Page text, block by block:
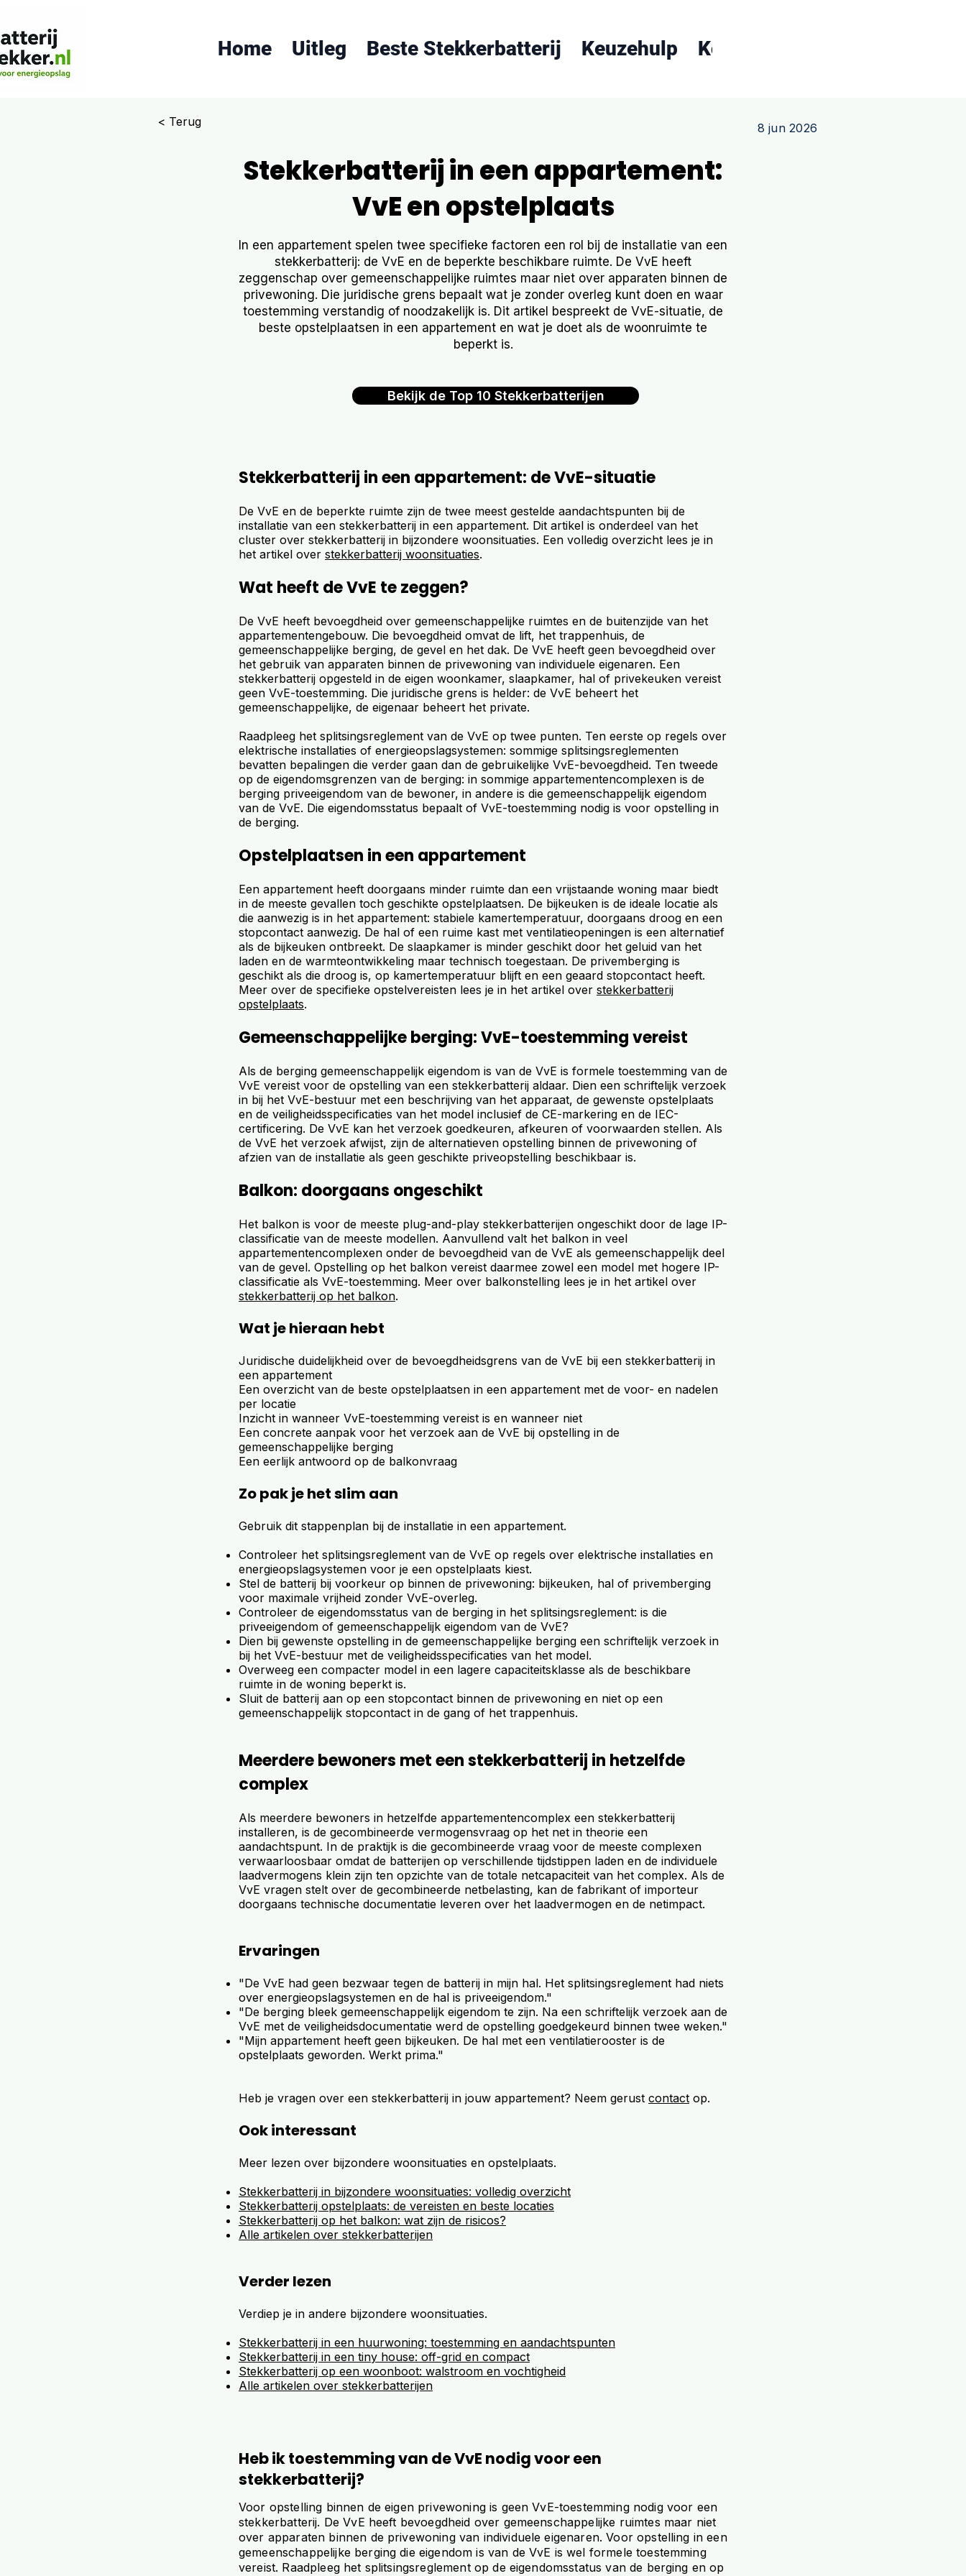
Home Uitleg Beste Stekkerbatterij Keuzehulp Koopgids
< Terug 8 jun 2026
Stekkerbatterij in een appartement:
VvE en opstelplaats
In een appartement spelen twee specifieke factoren een rol bij de installatie van een
stekkerbatterij: de VvE en de beperkte beschikbare ruimte. De VvE heeft
zeggenschap over gemeenschappelijke ruimtes maar niet over apparaten binnen de
privewoning. Die juridische grens bepaalt wat je zonder overleg kunt doen en waar
toestemming verstandig of noodzakelijk is. Dit artikel bespreekt de VvE-situatie, de
beste opstelplaatsen in een appartement en wat je doet als de woonruimte te
beperkt is.
Bekijk de Top 10 Stekkerbatterijen
Stekkerbatterij in een appartement: de VvE-situatie
De VvE en de beperkte ruimte zijn de twee meest gestelde aandachtspunten bij de
installatie van een stekkerbatterij in een appartement. Dit artikel is onderdeel van het
cluster over stekkerbatterij in bijzondere woonsituaties. Een volledig overzicht lees je in
het artikel over stekkerbatterij woonsituaties.
Wat heeft de VvE te zeggen?
De VvE heeft bevoegdheid over gemeenschappelijke ruimtes en de buitenzijde van het
appartementengebouw. Die bevoegdheid omvat de lift, het trappenhuis, de
gemeenschappelijke berging, de gevel en het dak. De VvE heeft geen bevoegdheid over
het gebruik van apparaten binnen de privewoning van individuele eigenaren. Een
stekkerbatterij opgesteld in de eigen woonkamer, slaapkamer, hal of privekeuken vereist
geen VvE-toestemming. Die juridische grens is helder: de VvE beheert het
gemeenschappelijke, de eigenaar beheert het private.
Raadpleeg het splitsingsreglement van de VvE op twee punten. Ten eerste op regels over
elektrische installaties of energieopslagsystemen: sommige splitsingsreglementen
bevatten bepalingen die verder gaan dan de gebruikelijke VvE-bevoegdheid. Ten tweede
op de eigendomsgrenzen van de berging: in sommige appartementencomplexen is de
berging priveeigendom van de bewoner, in andere is die gemeenschappelijk eigendom
van de VvE. Die eigendomsstatus bepaalt of VvE-toestemming nodig is voor opstelling in
de berging.
Opstelplaatsen in een appartement
Een appartement heeft doorgaans minder ruimte dan een vrijstaande woning maar biedt
in de meeste gevallen toch geschikte opstelplaatsen. De bijkeuken is de ideale locatie als
die aanwezig is in het appartement: stabiele kamertemperatuur, doorgaans droog en een
stopcontact aanwezig. De hal of een ruime kast met ventilatieopeningen is een alternatief
als de bijkeuken ontbreekt. De slaapkamer is minder geschikt door het geluid van het
laden en de warmteontwikkeling maar technisch toegestaan. De privemberging is
geschikt als die droog is, op kamertemperatuur blijft en een geaard stopcontact heeft.
Meer over de specifieke opstelvereisten lees je in het artikel over stekkerbatterij
opstelplaats.
Gemeenschappelijke berging: VvE-toestemming vereist
Als de berging gemeenschappelijk eigendom is van de VvE is formele toestemming van de
VvE vereist voor de opstelling van een stekkerbatterij aldaar. Dien een schriftelijk verzoek
in bij het VvE-bestuur met een beschrijving van het apparaat, de gewenste opstelplaats
en de veiligheidsspecificaties van het model inclusief de CE-markering en de IEC-
certificering. De VvE kan het verzoek goedkeuren, afkeuren of voorwaarden stellen. Als
de VvE het verzoek afwijst, zijn de alternatieven opstelling binnen de privewoning of
afzien van de installatie als geen geschikte priveopstelling beschikbaar is.
Balkon: doorgaans ongeschikt
Het balkon is voor de meeste plug-and-play stekkerbatterijen ongeschikt door de lage IP-
classificatie van de meeste modellen. Aanvullend valt het balkon in veel
appartementencomplexen onder de bevoegdheid van de VvE als gemeenschappelijk deel
van de gevel. Opstelling op het balkon vereist daarmee zowel een model met hogere IP-
classificatie als VvE-toestemming. Meer over balkonstelling lees je in het artikel over
stekkerbatterij op het balkon.
Wat je hieraan hebt
Juridische duidelijkheid over de bevoegdheidsgrens van de VvE bij een stekkerbatterij in
een appartement
Een overzicht van de beste opstelplaatsen in een appartement met de voor- en nadelen
per locatie
Inzicht in wanneer VvE-toestemming vereist is en wanneer niet
Een concrete aanpak voor het verzoek aan de VvE bij opstelling in de
gemeenschappelijke berging
Een eerlijk antwoord op de balkonvraag
Zo pak je het slim aan
Gebruik dit stappenplan bij de installatie in een appartement.
Controleer het splitsingsreglement van de VvE op regels over elektrische installaties en
energieopslagsystemen voor je een opstelplaats kiest.
Stel de batterij bij voorkeur op binnen de privewoning: bijkeuken, hal of privemberging
voor maximale vrijheid zonder VvE-overleg.
Controleer de eigendomsstatus van de berging in het splitsingsreglement: is die
priveeigendom of gemeenschappelijk eigendom van de VvE?
Dien bij gewenste opstelling in de gemeenschappelijke berging een schriftelijk verzoek in
bij het VvE-bestuur met de veiligheidsspecificaties van het model.
Overweeg een compacter model in een lagere capaciteitsklasse als de beschikbare
ruimte in de woning beperkt is.
Sluit de batterij aan op een stopcontact binnen de privewoning en niet op een
gemeenschappelijk stopcontact in de gang of het trappenhuis.
Meerdere bewoners met een stekkerbatterij in hetzelfde
complex
Als meerdere bewoners in hetzelfde appartementencomplex een stekkerbatterij
installeren, is de gecombineerde vermogensvraag op het net in theorie een
aandachtspunt. In de praktijk is die gecombineerde vraag voor de meeste complexen
verwaarloosbaar omdat de batterijen op verschillende tijdstippen laden en de individuele
laadvermogens klein zijn ten opzichte van de totale netcapaciteit van het complex. Als de
VvE vragen stelt over de gecombineerde netbelasting, kan de fabrikant of importeur
doorgaans technische documentatie leveren over het laadvermogen en de netimpact.
Ervaringen
"De VvE had geen bezwaar tegen de batterij in mijn hal. Het splitsingsreglement had niets
over energieopslagsystemen en de hal is priveeigendom."
"De berging bleek gemeenschappelijk eigendom te zijn. Na een schriftelijk verzoek aan de
VvE met de veiligheidsdocumentatie werd de opstelling goedgekeurd binnen twee weken."
"Mijn appartement heeft geen bijkeuken. De hal met een ventilatierooster is de
opstelplaats geworden. Werkt prima."
Heb je vragen over een stekkerbatterij in jouw appartement? Neem gerust contact op.
Ook interessant
Meer lezen over bijzondere woonsituaties en opstelplaats.
Stekkerbatterij in bijzondere woonsituaties: volledig overzicht
Stekkerbatterij opstelplaats: de vereisten en beste locaties
Stekkerbatterij op het balkon: wat zijn de risicos?
Alle artikelen over stekkerbatterijen
Verder lezen
Verdiep je in andere bijzondere woonsituaties.
Stekkerbatterij in een huurwoning: toestemming en aandachtspunten
Stekkerbatterij in een tiny house: off-grid en compact
Stekkerbatterij op een woonboot: walstroom en vochtigheid
Alle artikelen over stekkerbatterijen
Heb ik toestemming van de VvE nodig voor een
stekkerbatterij?
Voor opstelling binnen de eigen privewoning is geen VvE-toestemming nodig voor een
stekkerbatterij. De VvE heeft bevoegdheid over gemeenschappelijke ruimtes maar niet
over apparaten binnen de privewoning van individuele eigenaren. Voor opstelling in een
gemeenschappelijke berging die eigendom is van de VvE is wel formele toestemming
vereist. Raadpleeg het splitsingsreglement op de eigendomsstatus van de berging en op